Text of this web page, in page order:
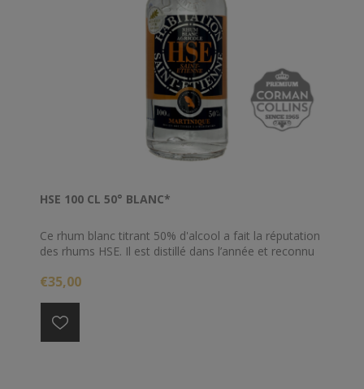
HSE 100 CL 50° BLANC*
Ce rhum blanc titrant 50% d'alcool a fait la réputation
des rhums HSE. Il est distillé dans l’année et reconnu
harmonie et bonheur vos cocktails et planteurs. Il
sucre de canne et un zeste de citron vert) avec ou
sans glace.
€35,00